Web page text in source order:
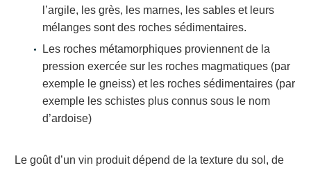
l’argile, les grès, les marnes, les sables et leurs
mélanges sont des roches sédimentaires.
Les roches métamorphiques proviennent de la
pression exercée sur les roches magmatiques (par
exemple le gneiss) et les roches sédimentaires (par
exemple les schistes plus connus sous le nom
d’ardoise)
Le goût d’un vin produit dépend de la texture du sol, de